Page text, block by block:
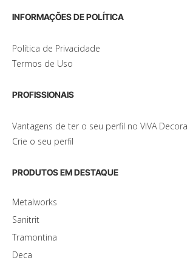
INFORMAÇÕES DE POLÍTICA
Política de Privacidade
Termos de Uso
PROFISSIONAIS
Vantagens de ter o seu perfil no VIVA Decora
Crie o seu perfil
PRODUTOS EM DESTAQUE
Metalworks
Sanitrit
Tramontina
Deca